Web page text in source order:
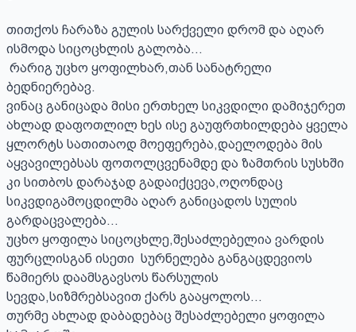
თითქოს ჩარაზა გულის სარქველი დრომ და აღარ
ისმოდა სიცოცხლის გალობა…
ბედნიერებავ.
ვინაც განიცადა მისი ერთხელ სიკვდილი დამიჯერეთ
ახლად დაფოთლილ ხეს ისე გაუფრთხილდება ყველა
ყლორტს სათითაოდ მოეფერება,დაელოდება მის
აყვავილებსას ფოთოლცვენამდე და ზამთრის სუსხში
კი სითბოს დარაჯად გადაიქცევა,ოღონდაც
სიკვდიგამოცდილმა აღარ განიცადოს სულის
გარდაცვალება…
უცხო ყოფილა სიცოცხლე,შესაძლებელია ვარდის
ფურცლისგან ისეთი  სურნელება განგაცდევიოს
წამიერს დაამსგავსოს წარსულის
სევდა,სიზმრებსავით ქარს გააყოლოს…
თურმე ახლად დაბადებაც შესაძლებელი ყოფილა